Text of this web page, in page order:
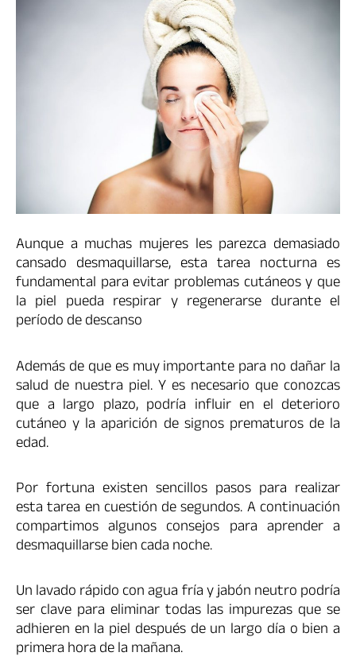
Aunque a muchas mujeres les parezca demasiado
cansado desmaquillarse, esta tarea nocturna es
fundamental para evitar problemas cutáneos y que
la piel pueda respirar y regenerarse durante el
período de descanso
Además de que es muy importante para no dañar la
salud de nuestra piel. Y es necesario que conozcas
que a largo plazo, podría influir en el deterioro
cutáneo y la aparición de signos prematuros de la
edad.
Por fortuna existen sencillos pasos para realizar
esta tarea en cuestión de segundos. A continuación
compartimos algunos consejos para aprender a
desmaquillarse bien cada noche.
Un lavado rápido con agua fría y jabón neutro podría
ser clave para eliminar todas las impurezas que se
adhieren en la piel después de un largo día o bien a
primera hora de la mañana.